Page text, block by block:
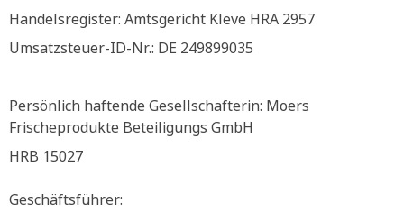
Handelsregister: Amtsgericht Kleve HRA 2957
Umsatzsteuer-ID-Nr.: DE 249899035
Persönlich haftende Gesellschafterin: Moers
Frischeprodukte Beteiligungs GmbH
HRB 15027
Geschäftsführer: